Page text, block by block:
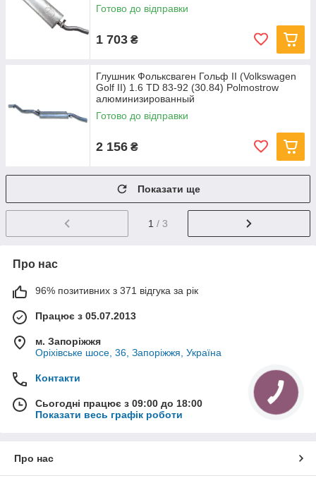
Готово до відправки
1 703 ₴
Глушник Фольксваген Гольф II (Volkswagen
Golf II) 1.6 TD 83-92 (30.84) Polmostrow
алюминизированный
Готово до відправки
2 156 ₴
Показати ще
1 / 3
Про нас
96% позитивних з 371 відгука за рік
Працює з 05.07.2013
м. Запоріжжя
Оріхівське шосе, 36, Запоріжжя, Україна
Контакти
Сьогодні працює з 09:00 до 18:00
Показати весь графік роботи
Про нас